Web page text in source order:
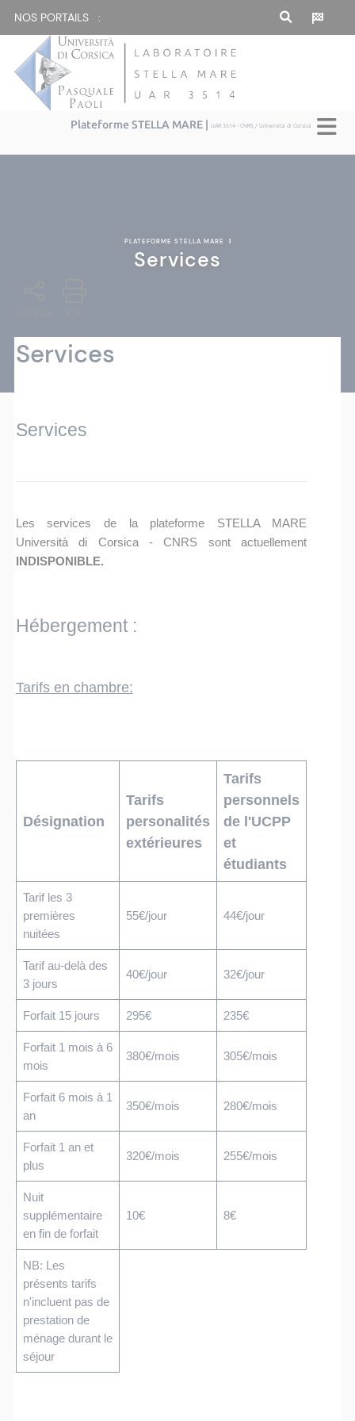
NOS PORTAILS :
Plateforme STELLA MARE |UAR 3514 - CNRS / Università di Corsica
PLATEFORME STELLA MARE |
Services
Services
Services
Les services de la plateforme STELLA MARE
Università di Corsica - CNRS sont actuellement
INDISPONIBLE.
Hébergement :
Tarifs en chambre:
Désignation
Tarifs
personalités
extérieures
Tarifs
personnels
de l'UCPP
et
étudiants
Tarif les 3
premières
nuitées
55€/jour 44€/jour
Tarif au-delà des
3 jours
40€/jour 32€/jour
Forfait 15 jours 295€ 235€
Forfait 1 mois à 6
mois
380€/mois 305€/mois
Forfait 6 mois à 1
an
350€/mois 280€/mois
Forfait 1 an et
plus
320€/mois 255€/mois
Nuit
supplémentaire
en fin de forfait
10€ 8€
NB: Les
présents tarifs
n'incluent pas de
prestation de
ménage durant le
séjour